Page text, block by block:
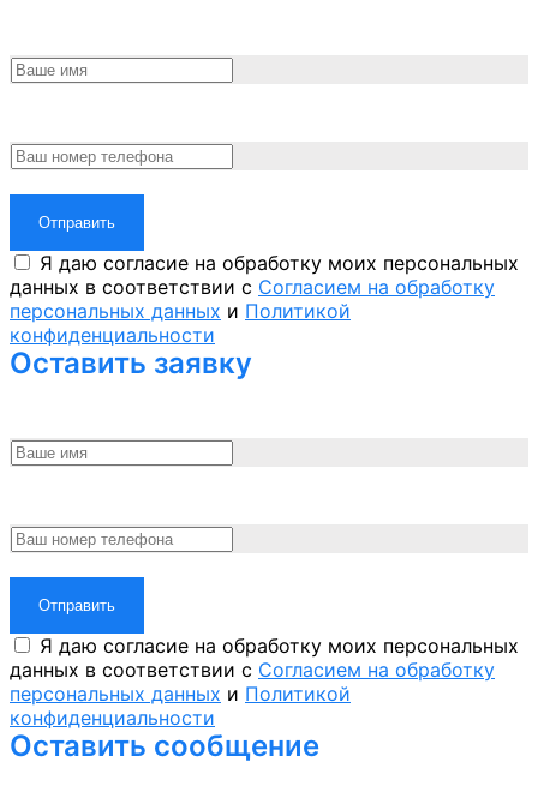
Отправить
Я даю согласие на обработку моих персональных
данных в соответствии с Согласием на обработку
персональных данных и Политикой
конфиденциальности
Оставить заявку
Отправить
Я даю согласие на обработку моих персональных
данных в соответствии с Согласием на обработку
персональных данных и Политикой
конфиденциальности
Оставить сообщение